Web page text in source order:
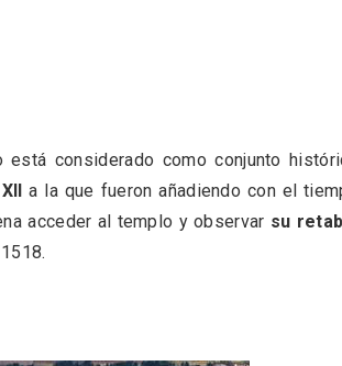
considerado como conjunto
a la que fueron añadiendo con el
acceder al templo y observar su